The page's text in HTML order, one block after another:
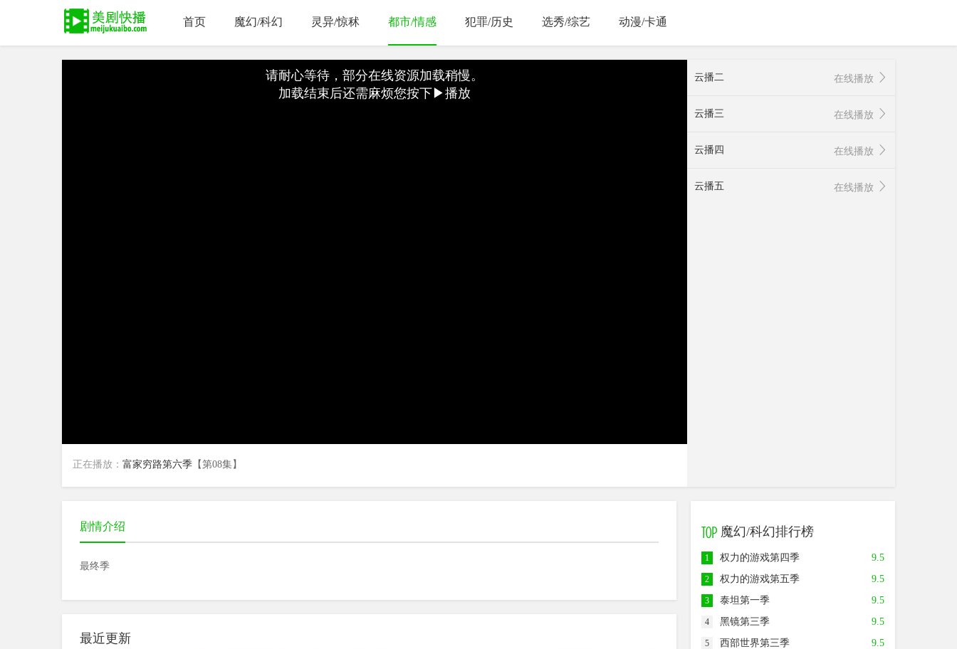
首页 魔幻/科幻 灵异/惊秫 都市/情感 犯罪/历史 选秀/综艺 动漫/卡通
请耐心等待，部分在线资源加载稍慢。
加载结束后还需麻烦您按下▶播放
正在播放： 富家穷路第六季 【第08集】
在线播放
云播二
在线播放
云播三
在线播放
云播四
在线播放
云播五
剧情介绍
最终季
最近更新
魔幻/科幻排行榜
9.5
1
权力的游戏第四季
9.5
2
权力的游戏第五季
9.5
3
泰坦第一季
9.5
4
黑镜第三季
9.5
5
西部世界第三季